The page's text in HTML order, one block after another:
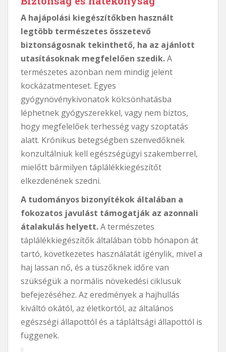
A hajápolási kiegészítőkben használt
legtöbb természetes összetevő
biztonságosnak tekinthető, ha az ajánlott
utasításoknak megfelelően szedik.A
természetes azonban nem mindig jelent
kockázatmenteset. Egyes
gyógynövénykivonatok kölcsönhatásba
léphetnek gyógyszerekkel, vagy nem biztos,
hogy megfelelőek terhesség vagy szoptatás
alatt. Krónikus betegségben szenvedőknek
konzultálniuk kell egészségügyi szakemberrel,
mielőtt bármilyen táplálékkiegészítőt
elkezdenének szedni.
A tudományos bizonyítékok általában a
fokozatos javulást támogatják az azonnali
átalakulás helyett.A természetes
táplálékkiegészítők általában több hónapon át
tartó, következetes használatát igénylik, mivel a
haj lassan nő, és a tüszőknek időre van
szükségük a normális növekedési ciklusuk
befejezéséhez. Az eredmények a hajhullás
kiváltó okától, az életkortól, az általános
egészségi állapottól és a tápláltsági állapottól is
függenek.